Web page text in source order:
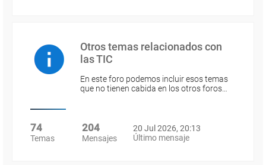
Otros temas relacionados con
las TIC
En este foro podemos incluir esos temas
que no tienen cabida en los otros foros…
74
Temas
204
Mensajes
20 Jul 2026, 20:13
Último mensaje